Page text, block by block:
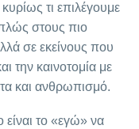
τι επιλέγουμε
στους πιο
σε εκείνους που
την καινοτομία με
και ανθρωπισμό.
το «εγώ» να